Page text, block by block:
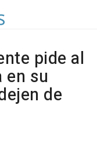
pide al
en su
de